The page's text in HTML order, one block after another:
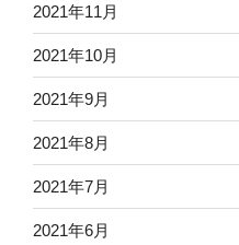
2021年11月
2021年10月
2021年9月
2021年8月
2021年7月
2021年6月